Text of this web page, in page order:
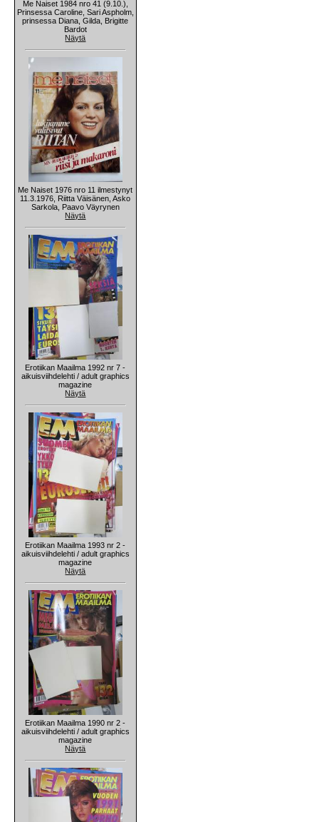
Me Naiset 1984 nro 41 (9.10.),
Prinsessa Caroline, Sari Aspholm,
prinsessa Diana, Gilda, Brigitte
Bardot
Näytä
Me Naiset 1976 nro 11 ilmestynyt
11.3.1976, Riitta Väisänen, Asko
Sarkola, Paavo Väyrynen
Näytä
Erotiikan Maailma 1992 nr 7 -
aikuisviihdelehti / adult graphics
magazine
Näytä
Erotiikan Maailma 1993 nr 2 -
aikuisviihdelehti / adult graphics
magazine
Näytä
Erotiikan Maailma 1990 nr 2 -
aikuisviihdelehti / adult graphics
magazine
Näytä